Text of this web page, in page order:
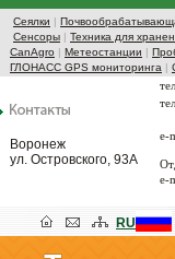
Сеялки |
Сенсоры | Техника для
CanAgro | Метеостанции |
ГЛОНАСС GPS мониторинга |
Воронеж
ул. Островского, 93А
e-
e-
RU